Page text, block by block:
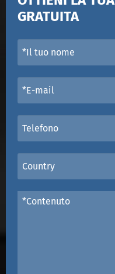
GRATUITA